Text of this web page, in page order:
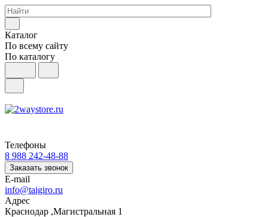
Каталог
По всему сайту
По каталогу
Телефоны
8 988 242-48-88
Заказать звонок
E-mail
info@taigiro.ru
Адрес
Краснодар ,Магистральная 1